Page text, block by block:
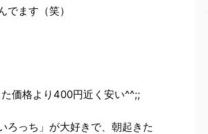
ます（笑）
価格より400円近く安い^^;;
ろっち」が大好きで、朝起きた